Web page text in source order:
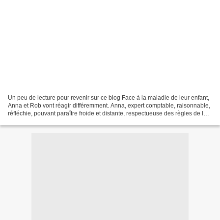
Un peu de lecture pour revenir sur ce blog Face à la maladie de leur enfant,
Anna et Rob vont réagir différemment. Anna, expert comptable, raisonnable,
réfléchie, pouvant paraître froide et distante, respectueuse des règles de la